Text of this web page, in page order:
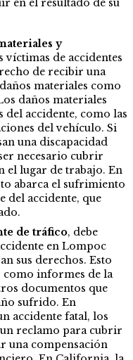
en el resultado de su
y
víctimas de accidentes
de recibir una
materiales como
daños materiales
del accidente, como las
del vehículo. Si
una discapacidad
necesario cubrir
el lugar de trabajo. En
abarca el sufrimiento
del accidente, que
de tráfico, debe
en Lompoc
sus derechos. Esto
como informes de la
documentos que
sufrido. En
accidente fatal, los
reclamo para cubrir
una compensación